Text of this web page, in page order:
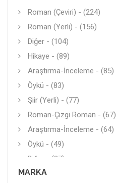
Roman (Çeviri) - (224)
Roman (Yerli) - (156)
Diğer - (104)
Hikaye - (89)
Araştırma-İnceleme - (85)
Öykü - (83)
Şiir (Yerli) - (77)
Roman-Çizgi Roman - (67)
Araştırma-İnceleme - (64)
Öykü - (49)
Diğer - (37)
Polisiye - (35)
MARKA